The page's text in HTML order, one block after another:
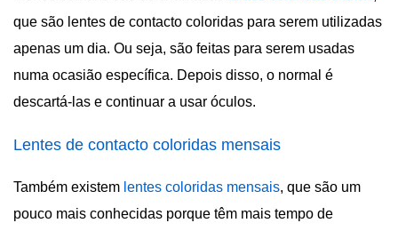
que são lentes de contacto coloridas para serem utilizadas
apenas um dia. Ou seja, são feitas para serem usadas
numa ocasião específica. Depois disso, o normal é
descartá-las e continuar a usar óculos.
Lentes de contacto coloridas mensais
Também existem lentes coloridas mensais, que são um
pouco mais conhecidas porque têm mais tempo de